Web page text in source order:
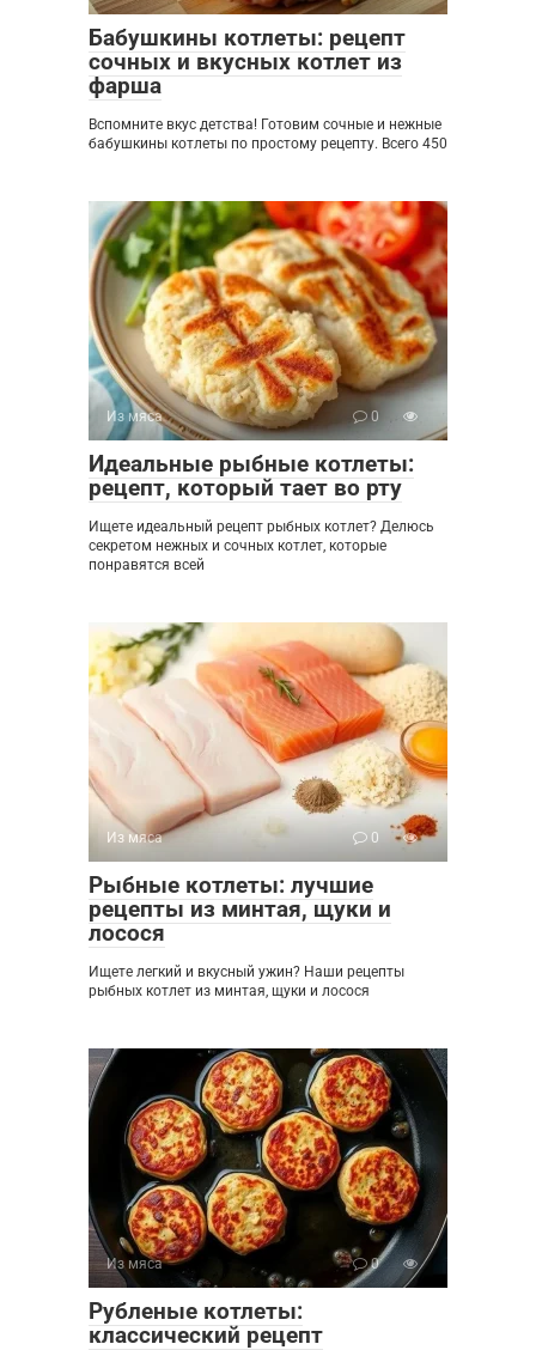
Бабушкины котлеты: рецепт
сочных и вкусных котлет из
фарша
Вспомните вкус детства! Готовим сочные и нежные
бабушкины котлеты по простому рецепту. Всего 450
Из мяса 0
Идеальные рыбные котлеты:
рецепт, который тает во рту
Ищете идеальный рецепт рыбных котлет? Делюсь
секретом нежных и сочных котлет, которые
понравятся всей
Из мяса 0
Рыбные котлеты: лучшие
рецепты из минтая, щуки и
лосося
Ищете легкий и вкусный ужин? Наши рецепты
рыбных котлет из минтая, щуки и лосося
Из мяса 0
Рубленые котлеты:
классический рецепт